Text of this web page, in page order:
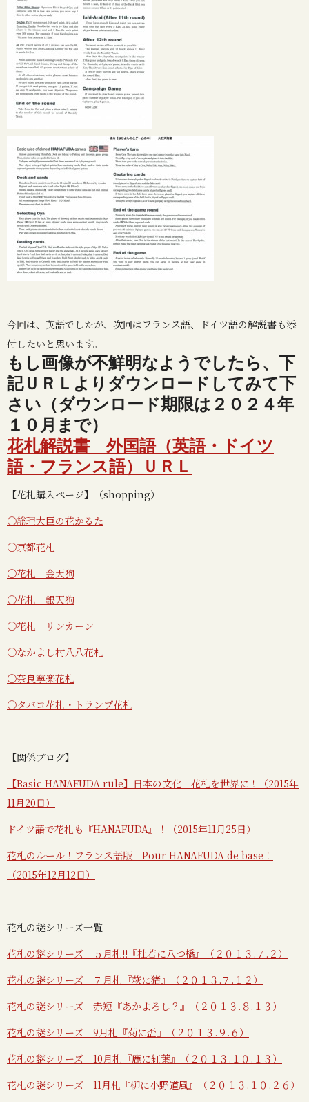
今回は、英語でしたが、次回はフランス語、ドイツ語の解説書も添
付したいと思います。
もし画像が不鮮明なようでしたら、下
記ＵＲＬよりダウンロードしてみて下
さい（ダウンロード期限は２０２４年
１０月まで）
花札解説書 外国語（英語・ドイツ
語・フランス語）ＵＲＬ
【花札購入ページ】（shopping）
〇総理大臣の花かるた
〇京都花札
〇花札 金天狗
〇花札 銀天狗
〇花札 リンカーン
〇なかよし村八八花札
〇奈良寧楽花札
〇タバコ花札・トランプ花札
【関係ブログ】
【Basic HANAFUDA rule】日本の文化 花札を世界に！（2015年
11月20日）
ドイツ語で花札も『HANAFUDA』！（2015年11月25日）
花札のルール！フランス語版 Pour HANAFUDA de base！
（2015年12月12日）
花札の謎シリーズ一覧
花札の謎シリーズ ５月札!!『杜若に八つ橋』（２０１３.７.２）
花札の謎シリーズ ７月札『萩に猪』（２０１３.７.１２）
花札の謎シリーズ 赤短『あかよろし？』（２０１３.８.１３）
花札の謎シリーズ 9月札『菊に盃』（２０１３.９.６）
花札の謎シリーズ 10月札『鹿に紅葉』（２０１３.１０.１３）
花札の謎シリーズ 11月札『柳に小野道風』（２０１３.１０.２６）